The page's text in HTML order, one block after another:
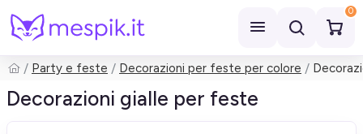
0
Cerca
Party e feste Decorazioni per feste per colore
Decorazioni gialle per feste